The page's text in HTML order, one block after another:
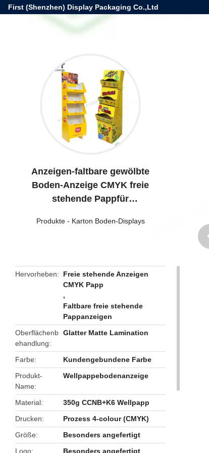
First (Shenzhen) Display Packaging Co.,Ltd
Anzeigen-faltbare gewölbte
Boden-Anzeige CMYK freie
stehende Pappfür
Produkte- Karton Boden-Displays
Hervorheben
Freie stehende Anzeigen
CMYK Papp
,
Faltbare freie stehende
Pappanzeigen
Oberflächenb
ehandlung
Glatter Matte Lamination
Farbe
Kundengebundene Farbe
Produkt-
Name
Wellpappebodenanzeige
Material
350g CCNB+K6 Wellpapp
Drucken
Prozess 4-colour (CMYK)
Größe
Besonders angefertigt
Logo
Besonders angefertigt